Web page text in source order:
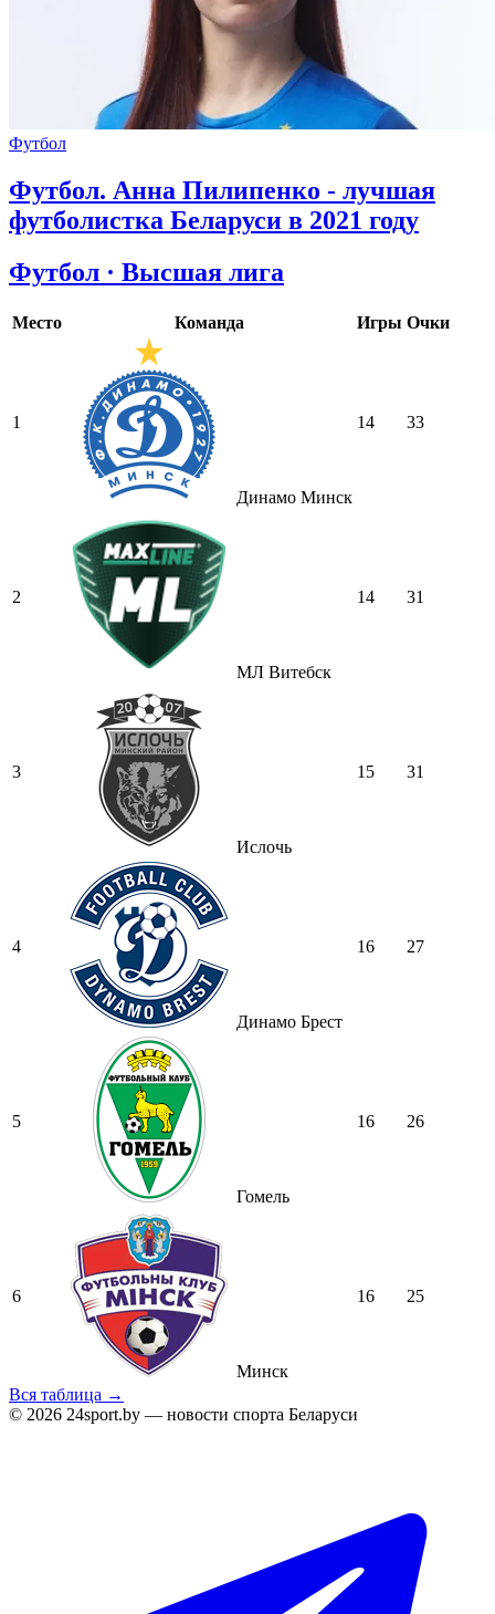
Футбол
Футбол. Анна Пилипенко - лучшая
футболистка Беларуси в 2021 году
Футбол · Высшая лига
Место Команда Игры Очки
1
Динамо Минск
14 33
2
МЛ Витебск
14 31
3
Ислочь
15 31
4
Динамо Брест
16 27
5
Гомель
16 26
6
Минск
16 25
Вся таблица →
© 2026 24sport.by — новости спорта Беларуси